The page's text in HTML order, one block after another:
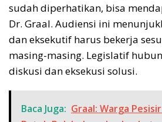
sudah diperhatikan, bisa
Dr. Graal. Audiensi ini
dan eksekutif harus bekerja
masing-masing. Legislatif
diskusi dan eksekusi solusi.
Baca Juga: Graal: Warga